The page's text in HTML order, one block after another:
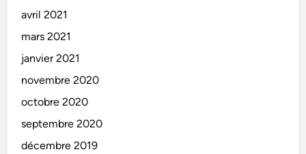
avril 2021
mars 2021
janvier 2021
novembre 2020
octobre 2020
septembre 2020
décembre 2019